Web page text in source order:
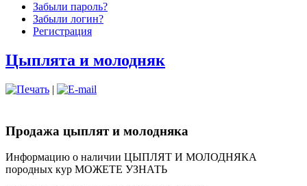
Забыли пароль?
Забыли логин?
Регистрация
Шаблоны Joomla 3 здесь:http://www.joomla3x.ru/joomla3-
templates.html
Цыплята и молодняк
|
Продажа цыплят и молодняка
Информацию о наличии ЦЫПЛЯТ И МОЛОДНЯКА
породных кур МОЖЕТЕ УЗНАТЬ